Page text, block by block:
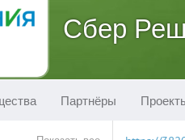
Сбер
Партнёры